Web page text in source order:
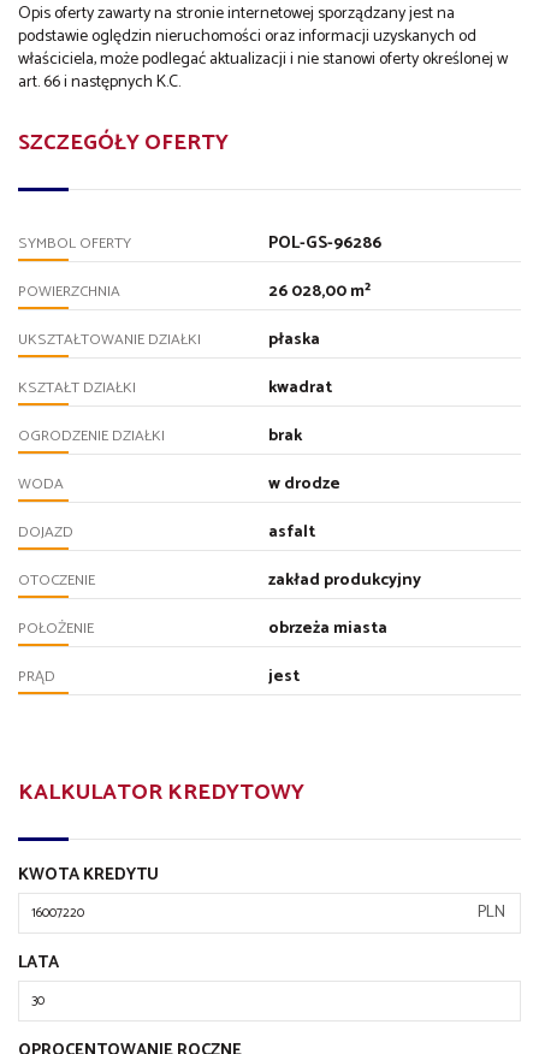
Opis oferty zawarty na stronie internetowej sporządzany jest na
podstawie oględzin nieruchomości oraz informacji uzyskanych od
właściciela, może podlegać aktualizacji i nie stanowi oferty określonej w
art. 66 i następnych K.C.
SZCZEGÓŁY OFERTY
SYMBOL OFERTY POL-GS-96286
POWIERZCHNIA 26 028,00 m²
UKSZTAŁTOWANIE DZIAŁKI płaska
KSZTAŁT DZIAŁKI kwadrat
OGRODZENIE DZIAŁKI brak
WODA w drodze
DOJAZD asfalt
OTOCZENIE zakład produkcyjny
POŁOŻENIE obrzeża miasta
PRĄD jest
KALKULATOR KREDYTOWY
KWOTA KREDYTU
PLN
LATA